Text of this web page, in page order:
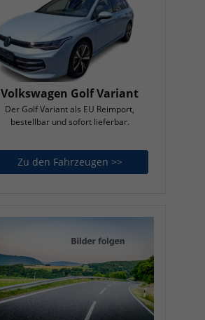
Volkswagen Golf Variant
Der Golf Variant als EU Reimport,
bestellbar und sofort lieferbar.
Zu den Fahrzeugen >>